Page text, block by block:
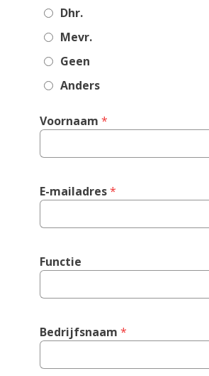
Dhr.
Mevr.
Geen
Anders
Voornaam *
E-mailadres *
Functie
Bedrijfsnaam *